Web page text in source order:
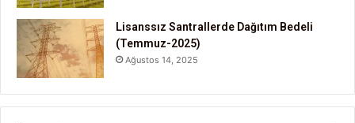
Lisanssız Santrallerde Dağıtım Bedeli
(Temmuz-2025)
Ağustos 14, 2025